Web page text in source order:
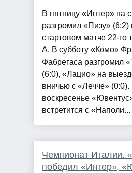
В пятницу «Интер» на
разгромил «Пизу» (6:2)
стартовом матче 22-го
А. В субботу «Комо»
Фабрегаса разгромил
(6:0), «Лацио» на
вничью с «Лечче» (0:0).
воскресенье
встретится с «Наполи...
Чемпионат Италии.
победил «Интер»,